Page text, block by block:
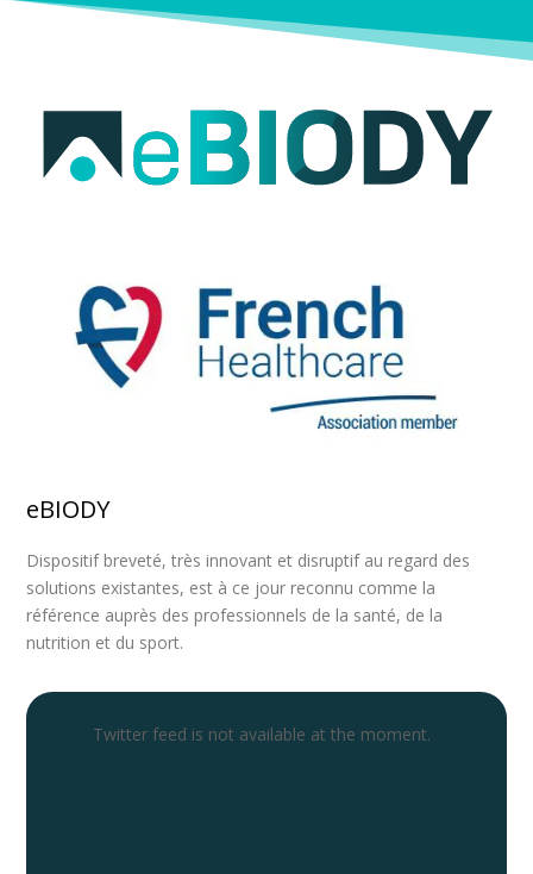
eBIODY
Dispositif breveté, très innovant et disruptif au regard des
solutions existantes, est à ce jour reconnu comme la
référence auprès des professionnels de la santé, de la
nutrition et du sport.
Twitter feed is not available at the moment.